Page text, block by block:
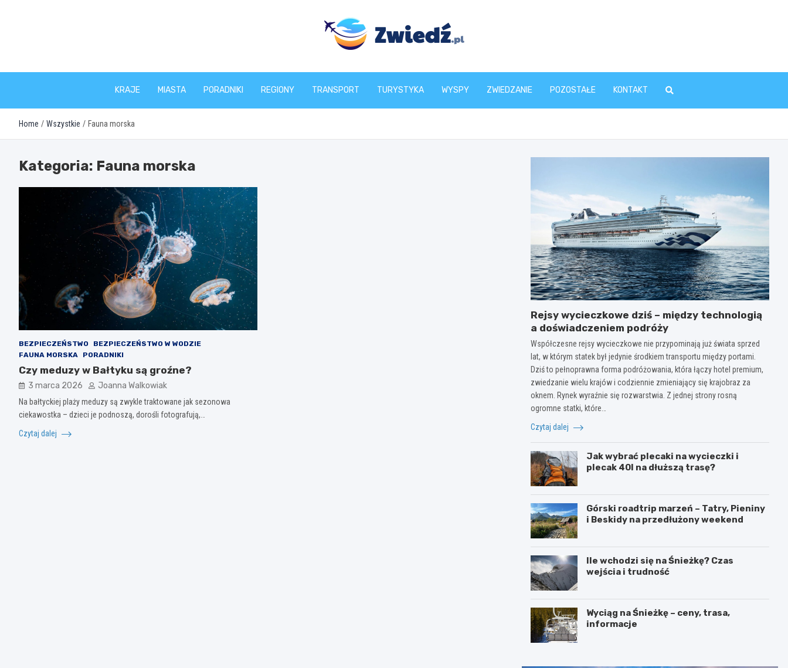
zwiedz.pl
KRAJE MIASTA PORADNIKI REGIONY TRANSPORT TURYSTYKA WYSPY ZWIEDZANIE POZOSTAŁE KONTAKT
Home Wszystkie Fauna morska
Kategoria: Fauna morska
BEZPIECZEŃSTWO
BEZPIECZEŃSTWO W WODZIE
FAUNA MORSKA
PORADNIKI
Czy meduzy w Bałtyku są groźne?
3 marca 2026 Joanna Walkowiak
Na bałtyckiej plaży meduzy są zwykle traktowane jak sezonowa
ciekawostka – dzieci je podnoszą, dorośli fotografują,…
Czytaj dalej
Rejsy wycieczkowe dziś – między technologią
a doświadczeniem podróży
Współczesne rejsy wycieczkowe nie przypominają już świata sprzed
lat, w którym statek był jedynie środkiem transportu między portami.
Dziś to pełnoprawna forma podróżowania, która łączy hotel premium,
zwiedzanie wielu krajów i codziennie zmieniający się krajobraz za
oknem. Rynek wyraźnie się rozwarstwia. Z jednej strony rosną
ogromne statki, które…
Czytaj dalej
Jak wybrać plecaki na wycieczki i
plecak 40l na dłuższą trasę?
Górski roadtrip marzeń – Tatry, Pieniny
i Beskidy na przedłużony weekend
Ile wchodzi się na Śnieżkę? Czas
wejścia i trudność
Wyciąg na Śnieżkę – ceny, trasa,
informacje